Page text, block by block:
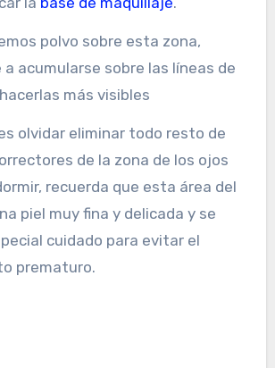
polvo sobre esta zona,
acumularse sobre las líneas de
más visibles
olvidar eliminar todo resto de
de la zona de los ojos
recuerda que esta área del
piel muy fina y delicada y se
cuidado para evitar el
prematuro.